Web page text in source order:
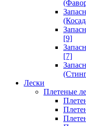
[9]
[7]
Лески
Плетеные